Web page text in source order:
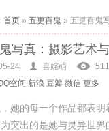
首页 » 五更百鬼 » 五更百鬼
写真：摄影艺术
24 喜姹萌
511
空间 新浪 豆瓣 微信 更多
她的每一个作品都表
突出的是她与灵异世